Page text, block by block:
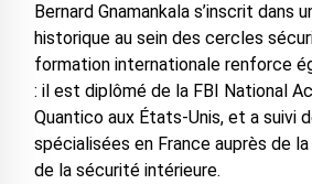
Bernard Gnamankala s’inscrit dans
historique au sein des cercles
formation internationale renforce
: il est diplômé de la FBI National
Quantico aux États-Unis, et a suivi
spécialisées en France auprès de
de la sécurité intérieure.